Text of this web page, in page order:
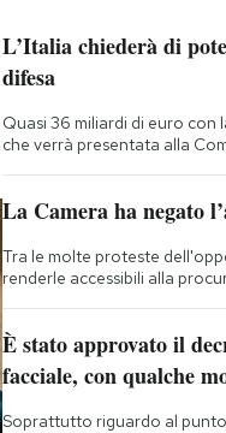
L’Italia chiederà di
difesa
Quasi 36 miliardi di euro con
che verrà presentata alla
La Camera ha negato
Tra le molte proteste
renderle accessibili alla
È stato approvato il
facciale, con qualche
Soprattutto riguardo al